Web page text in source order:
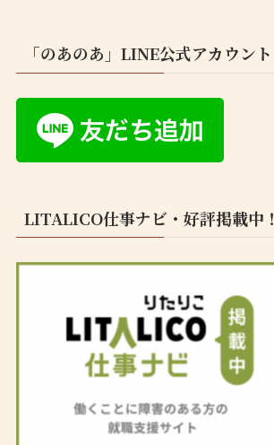
「のあのあ」LINE公式アカウント
LITALICO仕事ナビ・好評掲載中！